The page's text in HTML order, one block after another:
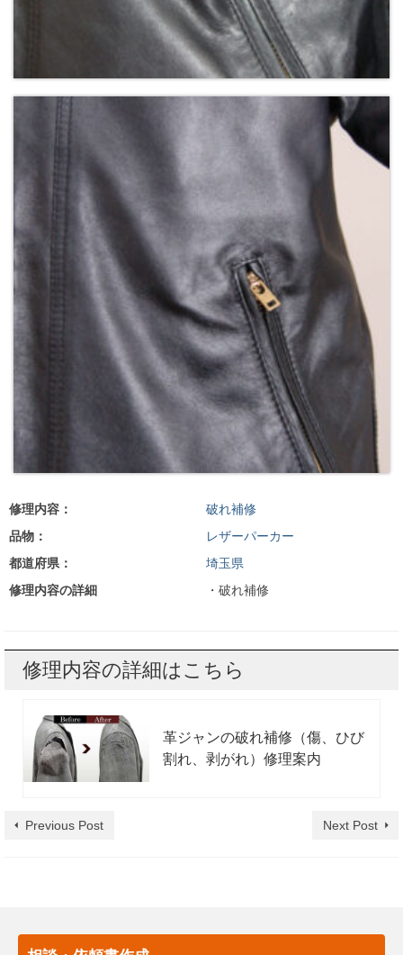
修理内容：
破れ補修
品物：
レザーパーカー
都道府県：
埼玉県
修理内容の詳細
・破れ補修
修理内容の詳細はこちら
革ジャンの破れ補修（傷、ひび
割れ、剥がれ）修理案内
Previous Post Next Post